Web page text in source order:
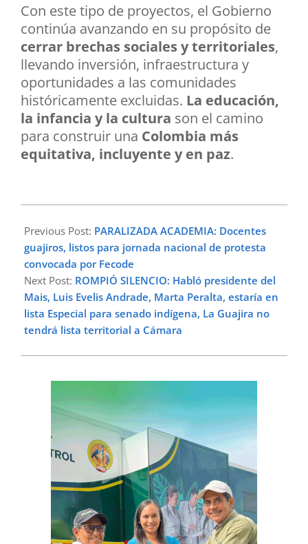
Con este tipo de proyectos, el Gobierno
continúa avanzando en su propósito de
cerrar brechas sociales y territoriales,
llevando inversión, infraestructura y
oportunidades a las comunidades
históricamente excluidas. La educación,
la infancia y la cultura son el camino
para construir una Colombia más
equitativa, incluyente y en paz.
10-
29
Previous Post: PARALIZADA ACADEMIA: Docentes
guajiros, listos para jornada nacional de protesta
convocada por Fecode
Next Post: ROMPIÓ SILENCIO: Habló presidente del
Mais, Luis Evelis Andrade, Marta Peralta, estaría en
lista Especial para senado indígena, La Guajira no
tendrá lista territorial a Cámara